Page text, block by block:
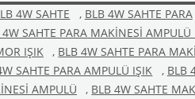
4W SAHTE , BLB 4W SAHTE PARA
4W SAHTE PARA MAKİNESİ
IŞIK
, BLB 4W SAHTE PARA
SAHTE PARA AMPULÜ IŞIK , BLB
AMPULÜ
, BLB 4W SAHTE